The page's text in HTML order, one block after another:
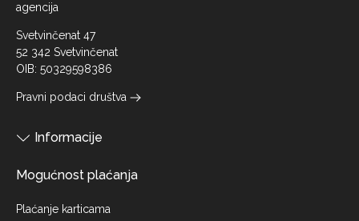
agencija
Svetvinčenat 47
52 342 Svetvinčenat
OIB: 50329598386
Pravni podaci društva
Informacije
Mogućnost plaćanja
Plaćanje karticama